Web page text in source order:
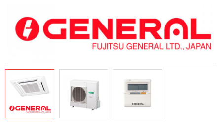
Валюта